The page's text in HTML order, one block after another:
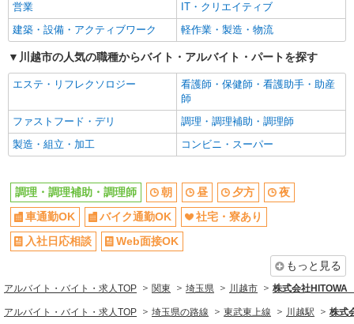
Web面接OK
友達と応募OK
職場見学OKまたは説明会あり
未経験歓迎
経験者・有資格者歓迎
新卒・第二新卒歓迎
女性活躍中
主婦・主夫歓迎
学歴不問
ブランクOK
ミドル（40代～）活躍中
エルダー（50代～）活躍中
シニア（60代～）活躍中
時間固定シフト制
時間や曜日が選べる・シフト自由
禁煙・分煙
交通費支給
社会保険あり
産休・育休取得実績あり
退職金・財形貯蓄制度あり
各種手当（家族・役職・インセン
営業
IT・クリエイティブ
建築・設備・アクティブワーク
軽作業・製造・物流
川越市の人気の職種からバイト・アルバイト・パートを探す
エステ・リフレクソロジー
看護師・保健師・看護助手・助産
師
ファストフード・デリ
調理・調理補助・調理師
製造・組立・加工
コンビニ・スーパー
調理・調理補助・調理師 朝 昼 夕方
夜
車通勤OK
バイク通勤OK
社宅・寮あり
入社日応相談
Web面接OK
もっと見る
アルバイト・バイト・求人TOP 関東 埼玉県 川越市 株式会社HITOWA
アルバイト・バイト・求人TOP 埼玉県の路線 東武東上線 川越駅 株式